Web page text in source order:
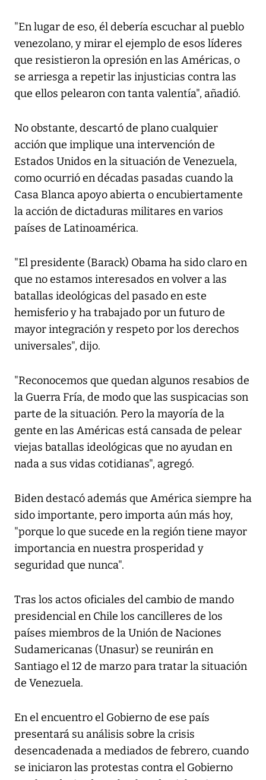
"En lugar de eso, él debería escuchar al pueblo
venezolano, y mirar el ejemplo de esos líderes
que resistieron la opresión en las Américas, o
se arriesga a repetir las injusticias contra las
que ellos pelearon con tanta valentía", añadió.
No obstante, descartó de plano cualquier
acción que implique una intervención de
Estados Unidos en la situación de Venezuela,
como ocurrió en décadas pasadas cuando la
Casa Blanca apoyo abierta o encubiertamente
la acción de dictaduras militares en varios
países de Latinoamérica.
"El presidente (Barack) Obama ha sido claro en
que no estamos interesados en volver a las
batallas ideológicas del pasado en este
hemisferio y ha trabajado por un futuro de
mayor integración y respeto por los derechos
universales", dijo.
"Reconocemos que quedan algunos resabios de
la Guerra Fría, de modo que las suspicacias son
parte de la situación. Pero la mayoría de la
gente en las Américas está cansada de pelear
viejas batallas ideológicas que no ayudan en
nada a sus vidas cotidianas", agregó.
Biden destacó además que América siempre ha
sido importante, pero importa aún más hoy,
"porque lo que sucede en la región tiene mayor
importancia en nuestra prosperidad y
seguridad que nunca".
Tras los actos oficiales del cambio de mando
presidencial en Chile los cancilleres de los
países miembros de la Unión de Naciones
Sudamericanas (Unasur) se reunirán en
Santiago el 12 de marzo para tratar la situación
de Venezuela.
En el encuentro el Gobierno de ese país
presentará su análisis sobre la crisis
desencadenada a mediados de febrero, cuando
se iniciaron las protestas contra el Gobierno